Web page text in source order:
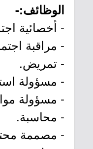
الوظائف:-
- أخصائية
- مراقبة
- تمريض.
- مسؤولة
- مسؤولة
- محاسبة.
- مصممة